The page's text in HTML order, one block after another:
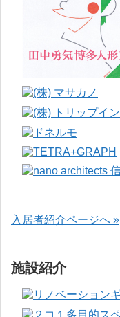
入居者紹介ページへ »
施設紹介